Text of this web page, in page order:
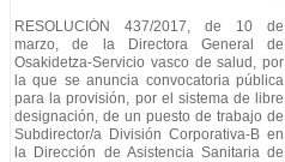
RESOLUCIÓN 437/2017, de 10 de
marzo, de la Directora General de
Osakidetza-Servicio vasco de salud, por
la que se anuncia convocatoria pública
para la provisión, por el sistema de libre
designación, de un puesto de trabajo de
Subdirector/a División Corporativa-B en
la Dirección de Asistencia Sanitaria de